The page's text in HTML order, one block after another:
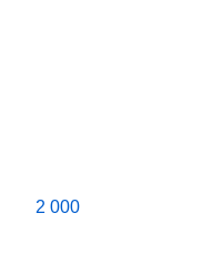
2 000